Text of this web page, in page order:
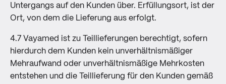
Untergangs auf den Kunden über. Erfüllungsort, ist der
Ort, von dem die Lieferung aus erfolgt.
4.7 Vayamed ist zu Teillieferungen berechtigt, sofern
hierdurch dem Kunden kein unverhältnismäßiger
Mehraufwand oder unverhältnismäßige Mehrkosten
entstehen und die Teillieferung für den Kunden gemäß